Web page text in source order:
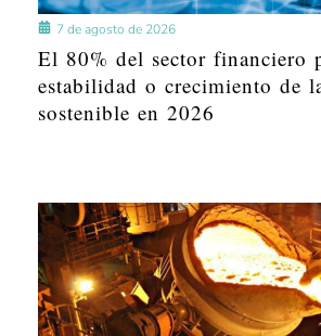
7 de agosto de 2026
El 80% del sector financiero
estabilidad o crecimiento de
sostenible en 2026